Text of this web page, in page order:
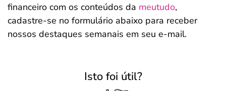
financeiro com os conteúdos da meutudo,
cadastre-se no formulário abaixo para receber
nossos destaques semanais em seu e-mail.
Isto foi útil?